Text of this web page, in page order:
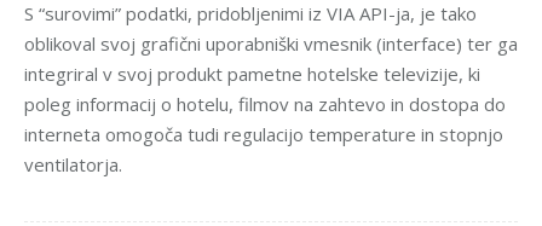
S “surovimi” podatki, pridobljenimi iz VIA API-ja, je tako
oblikoval svoj grafični uporabniški vmesnik (interface) ter ga
integriral v svoj produkt pametne hotelske televizije, ki
poleg informacij o hotelu, filmov na zahtevo in dostopa do
interneta omogoča tudi regulacijo temperature in stopnjo
ventilatorja.